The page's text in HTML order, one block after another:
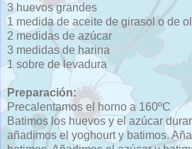
3 huevos grandes
1 medida de aceite de girasol o de
2 medidas de azúcar
3 medidas de harina
1 sobre de levadura
Preparación:
Precalentamos el horno a 160ºC
Batimos los huevos y el azúcar
añadimos el yoghourt y batimos.